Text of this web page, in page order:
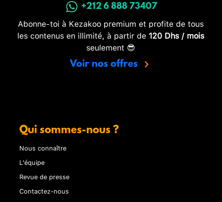
+212 6 888 73407
Abonne-toi à Kezakoo premium et profite de tous
les contenus en illimité, à partir de 120 Dhs / mois
seulement 😎
Voir nos offres
Qui sommes-nous ?
Nous connaître
L'équipe
Revue de presse
Contactez-nous